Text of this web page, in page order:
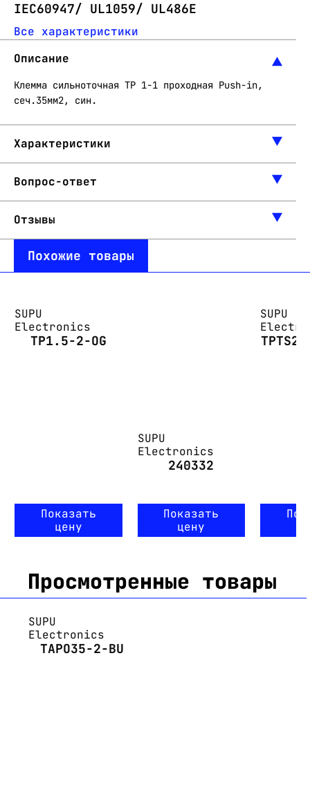
IEC60947/ UL1059/ UL486E
Все характеристики
Описание
Клемма сильноточная TP 1-1 проходная Push-in,
сеч.35мм2, син.
Характеристики
Вопрос-ответ
Отзывы
Похожие товары
SUPU
Electronics
TP1.5-2-OG
Показать
цену
SUPU
Electronics
240332
Показать
цену
SUPU
Просмотренные товары
SUPU
Electronics
TAPO35-2-BU